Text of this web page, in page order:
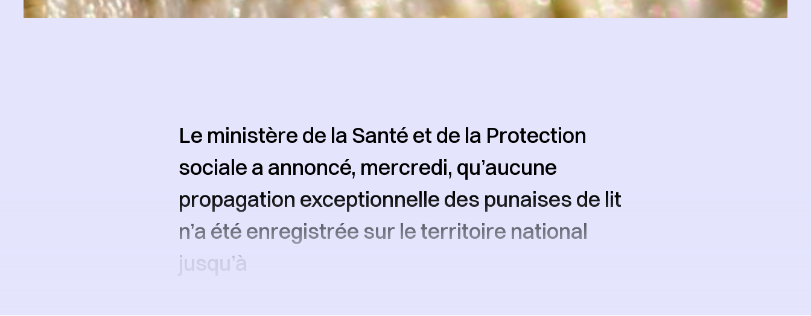
Le ministère de la Santé et de la Protection
sociale a annoncé, mercredi, qu’aucune
propagation exceptionnelle des punaises de lit
n’a été enregistrée sur le territoire national
jusqu’à